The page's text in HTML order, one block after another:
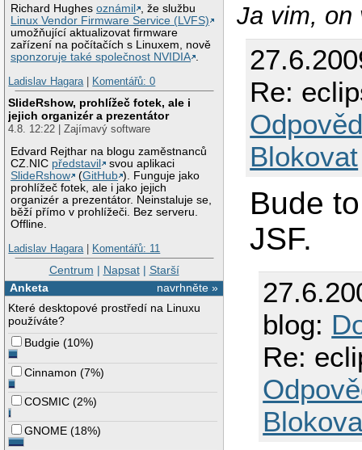
Richard Hughesoznámil
, že službu
Linux Vendor Firmware Service (LVFS)
umožňující aktualizovat firmware
zařízení na počítačích s Linuxem, nově
sponzoruje také společnost NVIDIA .
Ladislav Hagara| Komentářů: 0
SlideRshow, prohlížeč fotek, ale i
jejich organizér a prezentátor
4.8. 12:22 | Zajímavý software
Edvard Rejthar na blogu zaměstnanců
CZ.NIC představil
svou aplikaci
SlideRshow
(GitHub ). Funguje jako
prohlížeč fotek, ale i jako jejich
organizér a prezentátor. Neinstaluje se,
běží přímo v prohlížeči. Bez serveru.
Offline.
Ladislav Hagara| Komentářů: 11
Centrum | Napsat| Starší
navrhněte »
Anketa
Které desktopové prostředí na Linuxu
používáte?
Budgie (10%)
Cinnamon (7%)
COSMIC (2%)
GNOME (18%)
Ja vim, on
Re:
Blokovat
Bude
JSF.
blog:
Re: